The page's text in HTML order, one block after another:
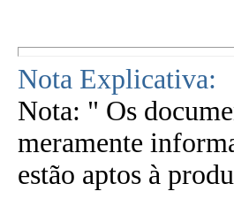
Nota Explicativa:
Nota: " Os
meramente
estão aptos à